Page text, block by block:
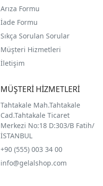
Arıza Formu
İade Formu
Sıkça Sorulan Sorular
Müşteri Hizmetleri
İletişim
MÜŞTERİ HİZMETLERİ
Tahtakale Mah.Tahtakale
Cad.Tahtakale Ticaret
Merkezi No:18 D:303/B Fatih/
İSTANBUL
+90 (555) 003 34 00
info@gelalshop.com